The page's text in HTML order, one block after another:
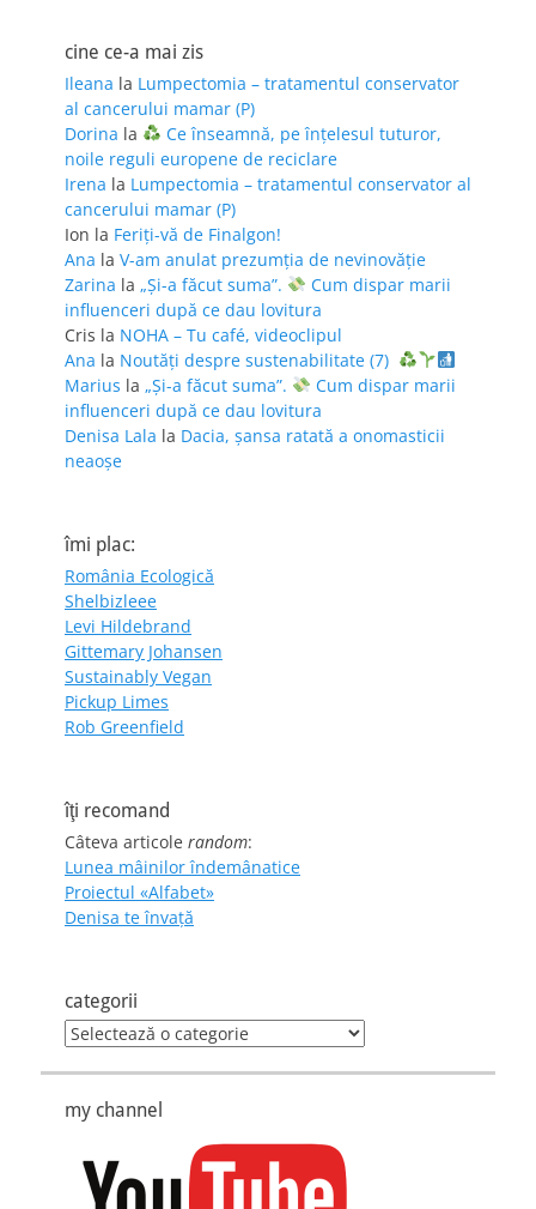
cine ce-a mai zis
Ileana la Lumpectomia – tratamentul conservator
al cancerului mamar (P)
Dorina la
Ce înseamnă, pe înțelesul tuturor,
noile reguli europene de reciclare
Irena la Lumpectomia – tratamentul conservator al
cancerului mamar (P)
Ion la Feriţi-vă de Finalgon!
Ana la V-am anulat prezumția de nevinovăție
Zarina la „Și-a făcut suma”.
Cum dispar marii
influenceri după ce dau lovitura
Cris la NOHA – Tu café, videoclipul
Ana la Noutăți despre sustenabilitate (7)
Marius la „Și-a făcut suma”.
Cum dispar marii
influenceri după ce dau lovitura
Denisa Lala la Dacia, șansa ratată a onomasticii
neaoșe
îmi plac:
România Ecologică
Shelbizleee
Levi Hildebrand
Gittemary Johansen
Sustainably Vegan
Pickup Limes
Rob Greenfield
îţi recomand
Câteva articole random:
Lunea mâinilor îndemânatice
Proiectul «Alfabet»
Denisa te învaţă
categorii
categorii
my channel